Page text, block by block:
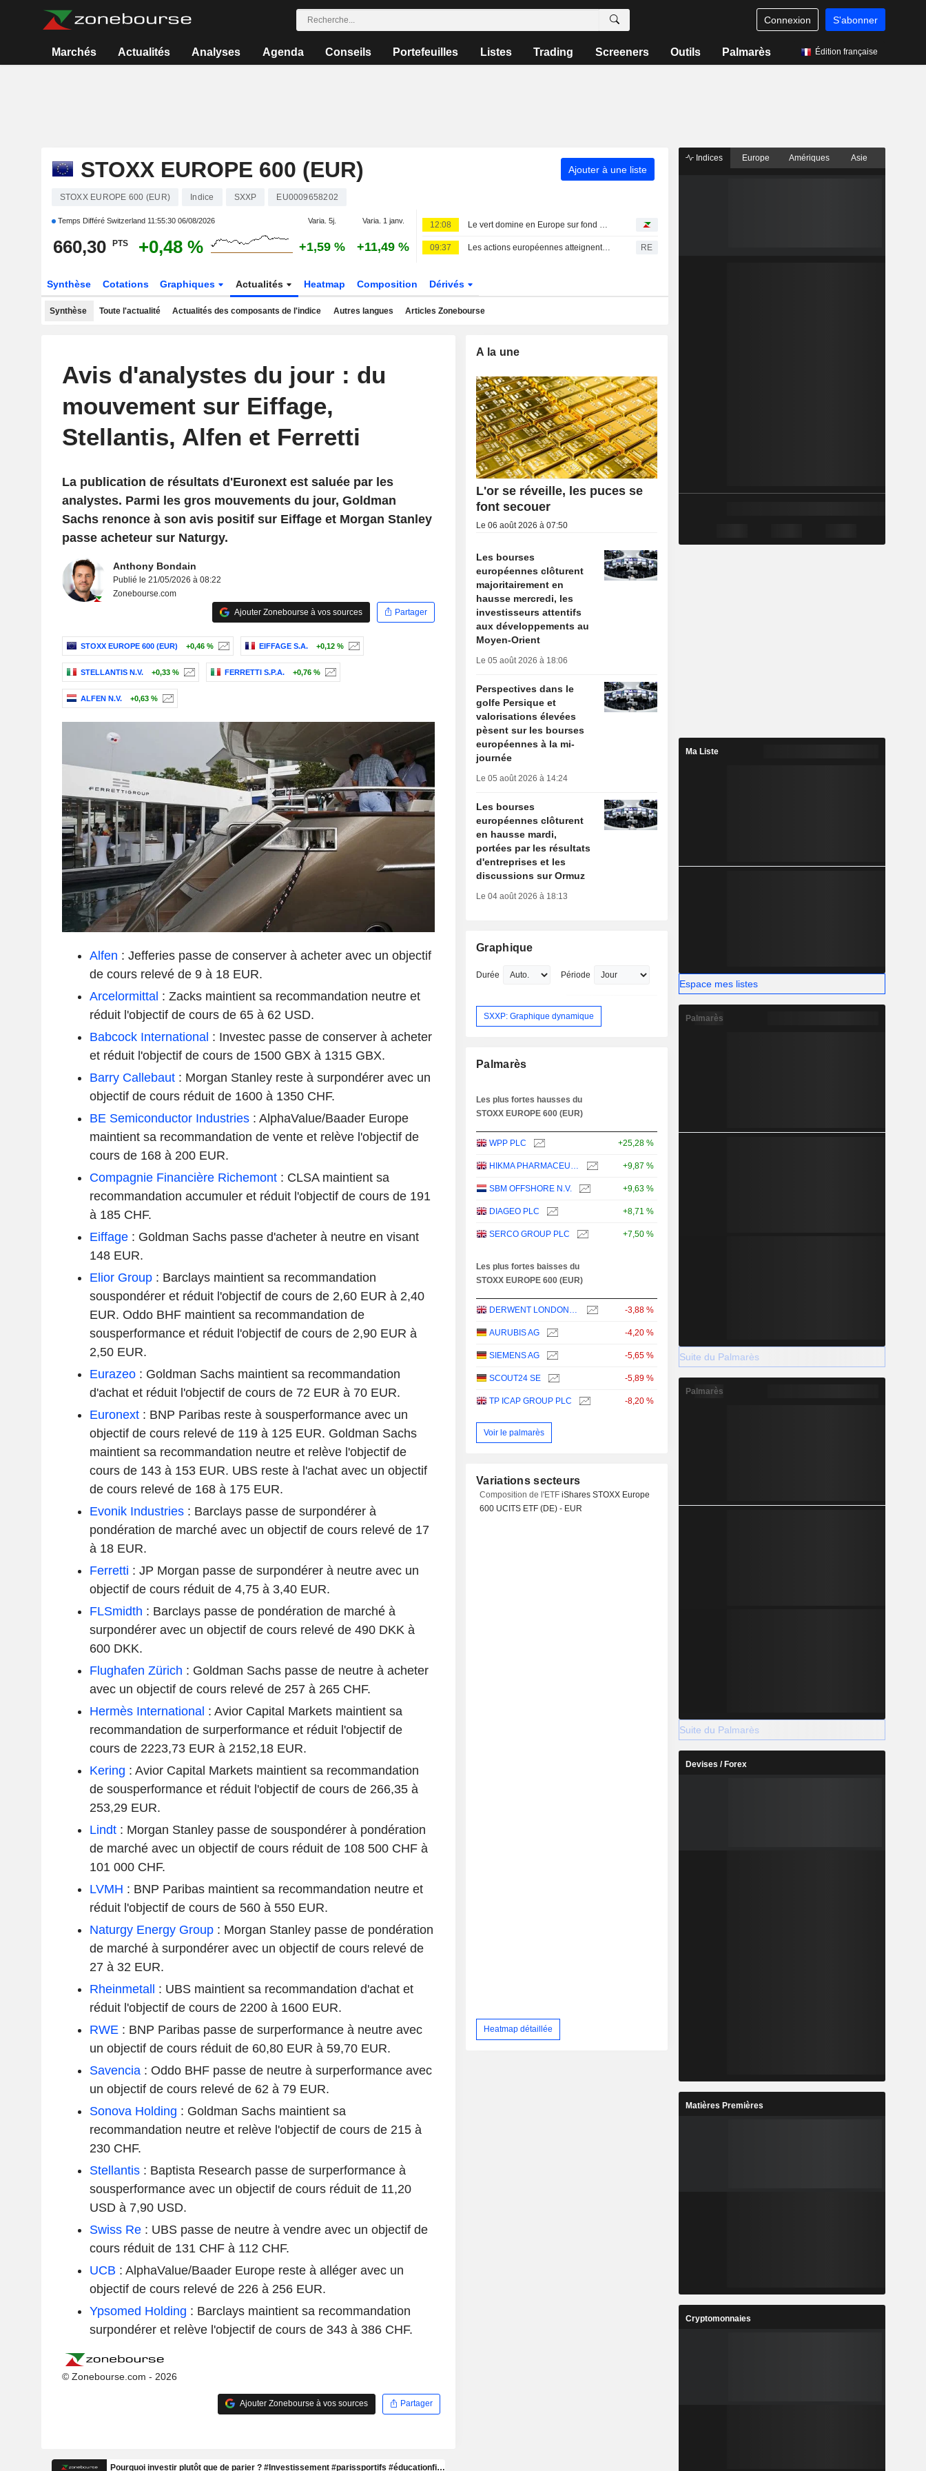
Connexion S'abonner
Marchés Actualités Analyses Agenda Conseils Portefeuilles Listes Trading Screeners Outils Palmarès Édition française
STOXX EUROPE 600 (EUR) Ajouter à une liste
STOXX EUROPE 600 (EUR) Indice SXXP EU0009658202
Temps Différé Switzerland 11:55:30 06/08/2026 Varia. 5j. Varia. 1 janv.
660,30 PTS +0,48 % +1,59 % +11,49 %
12:08 Le vert domine en Europe sur fond d'avalanche de publications
09:37 Les actions européennes atteignent un sommet historique, portées par les résultats et l'optimisme USA-Iran RE
Synthèse Cotations Graphiques Actualités Heatmap Composition Dérivés
Synthèse Toute l'actualité Actualités des composants de l'indice Autres langues Articles Zonebourse
Avis d'analystes du jour : du
mouvement sur Eiffage,
Stellantis, Alfen et Ferretti
La publication de résultats d'Euronext est saluée par les
analystes. Parmi les gros mouvements du jour, Goldman
Sachs renonce à son avis positif sur Eiffage et Morgan Stanley
passe acheteur sur Naturgy.
Anthony Bondain
Publié le 21/05/2026 à 08:22
Zonebourse.com
Ajouter Zonebourse à vos sources
Partager
STOXX EUROPE 600 (EUR) +0,46 % EIFFAGE S.A. +0,12 %
STELLANTIS N.V. +0,33 % FERRETTI S.P.A. +0,76 %
ALFEN N.V. +0,63 %
Alfen : Jefferies passe de conserver à acheter avec un objectif
de cours relevé de 9 à 18 EUR.
Arcelormittal : Zacks maintient sa recommandation neutre et
réduit l'objectif de cours de 65 à 62 USD.
Babcock International : Investec passe de conserver à acheter
et réduit l'objectif de cours de 1500 GBX à 1315 GBX.
Barry Callebaut: Morgan Stanley reste à surpondérer avec un
objectif de cours réduit de 1600 à 1350 CHF.
BE Semiconductor Industries: AlphaValue/Baader Europe
maintient sa recommandation de vente et relève l'objectif de
cours de 168 à 200 EUR.
Compagnie Financière Richemont: CLSA maintient sa
recommandation accumuler et réduit l'objectif de cours de 191
à 185 CHF.
Eiffage: Goldman Sachs passe d'acheter à neutre en visant
148 EUR.
Elior Group: Barclays maintient sa recommandation
souspondérer et réduit l'objectif de cours de 2,60 EUR à 2,40
EUR. Oddo BHF maintient sa recommandation de
sousperformance et réduit l'objectif de cours de 2,90 EUR à
2,50 EUR.
Eurazeo: Goldman Sachs maintient sa recommandation
d'achat et réduit l'objectif de cours de 72 EUR à 70 EUR.
Euronext: BNP Paribas reste à sousperformance avec un
objectif de cours relevé de 119 à 125 EUR. Goldman Sachs
maintient sa recommandation neutre et relève l'objectif de
cours de 143 à 153 EUR. UBS reste à l'achat avec un objectif
de cours relevé de 168 à 175 EUR.
Evonik Industries: Barclays passe de surpondérer à
pondération de marché avec un objectif de cours relevé de 17
à 18 EUR.
Ferretti : JP Morgan passe de surpondérer à neutre avec un
objectif de cours réduit de 4,75 à 3,40 EUR.
FLSmidth : Barclays passe de pondération de marché à
surpondérer avec un objectif de cours relevé de 490 DKK à
600 DKK.
Flughafen Zürich : Goldman Sachs passe de neutre à acheter
avec un objectif de cours relevé de 257 à 265 CHF.
Hermès International : Avior Capital Markets maintient sa
recommandation de surperformance et réduit l'objectif de
cours de 2223,73 EUR à 2152,18 EUR.
Kering : Avior Capital Markets maintient sa recommandation
de sousperformance et réduit l'objectif de cours de 266,35 à
253,29 EUR.
Lindt: Morgan Stanley passe de souspondérer à pondération
de marché avec un objectif de cours réduit de 108 500 CHF à
101 000 CHF.
LVMH : BNP Paribas maintient sa recommandation neutre et
réduit l'objectif de cours de 560 à 550 EUR.
Naturgy Energy Group: Morgan Stanley passe de pondération
de marché à surpondérer avec un objectif de cours relevé de
27 à 32 EUR.
Rheinmetall : UBS maintient sa recommandation d'achat et
réduit l'objectif de cours de 2200 à 1600 EUR.
RWE : BNP Paribas passe de surperformance à neutre avec
un objectif de cours réduit de 60,80 EUR à 59,70 EUR.
Savencia: Oddo BHF passe de neutre à surperformance avec
un objectif de cours relevé de 62 à 79 EUR.
Sonova Holding : Goldman Sachs maintient sa
recommandation neutre et relève l'objectif de cours de 215 à
230 CHF.
Stellantis: Baptista Research passe de surperformance à
sousperformance avec un objectif de cours réduit de 11,20
USD à 7,90 USD.
Swiss Re: UBS passe de neutre à vendre avec un objectif de
cours réduit de 131 CHF à 112 CHF.
UCB : AlphaValue/Baader Europe reste à alléger avec un
objectif de cours relevé de 226 à 256 EUR.
Ypsomed Holding : Barclays maintient sa recommandation
surpondérer et relève l'objectif de cours de 343 à 386 CHF.
© Zonebourse.com - 2026
Ajouter Zonebourse à vos sources Partager
A la une
L'or se réveille, les puces se
font secouer
Le 06 août 2026 à 07:50
Les bourses
européennes clôturent
majoritairement en
hausse mercredi, les
investisseurs attentifs
aux développements au
Moyen-Orient
Le 05 août 2026 à 18:06
Perspectives dans le
golfe Persique et
valorisations élevées
pèsent sur les bourses
européennes à la mi-
journée
Le 05 août 2026 à 14:24
Les bourses
européennes clôturent
en hausse mardi,
portées par les résultats
d'entreprises et les
discussions sur Ormuz
Le 04 août 2026 à 18:13
Graphique
Durée Période
SXXP: Graphique dynamique
Palmarès
Les plus fortes hausses du
STOXX EUROPE 600 (EUR)
WPP PLC +25,28 %
HIKMA PHARMACEUTICALS PLC +9,87 %
SBM OFFSHORE N.V. +9,63 %
DIAGEO PLC +8,71 %
SERCO GROUP PLC +7,50 %
Les plus fortes baisses du
STOXX EUROPE 600 (EUR)
DERWENT LONDON PLC -3,88 %
AURUBIS AG -4,20 %
SIEMENS AG -5,65 %
SCOUT24 SE -5,89 %
TP ICAP GROUP PLC -8,20 %
Voir le palmarès
Variations secteurs
Composition de l'ETFiShares STOXX Europe
600 UCITS ETF (DE) - EUR
Heatmap détaillée
Indices Europe Amériques Asie
Ma Liste
Espace mes listes
Palmarès
Suite du Palmarès
Palmarès
Suite du Palmarès
Devises / Forex
Matières Premières
Cryptomonnaies